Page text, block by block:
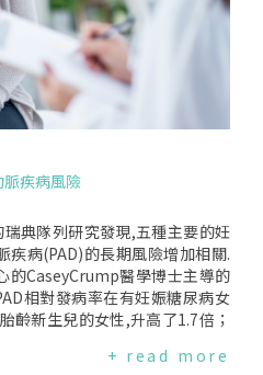
關的器官,會產生截然不同的影
碳水化合物、蛋白質和脂肪中獲
單,但最近一起訴訟案,讓"計算卡
訴訟指控David蛋白棒的製造商,
實際不符(該訴訟已撤回).這項
的分析結果,這種方
一座燃燒爐,代謝食物的方式複
量.該公司標示的數字,和多數食
,後者才有意義.波士頓兒童醫院
表示,就算把木屑放進彈卡
；如果你是白蟻,你確實能從中
數字為什麼不準？多數營養標示
"的總量,而不是燃燒速率.但這
、是否經過烹調及烹調方式、加
疾病風險
典隊列研究發現,五種主要的妊
疾病(PAD)的長期風險增加相關.
的CaseyCrump醫學博士主導的
相對發病率在有妊娠糖尿病女
齡新生兒的女性,升高了1.7倍；
年內PAD的相對發生率僅在早產
+ read more